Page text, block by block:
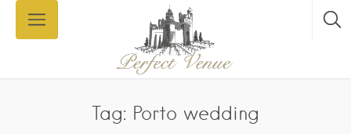
Tag: Porto wedding